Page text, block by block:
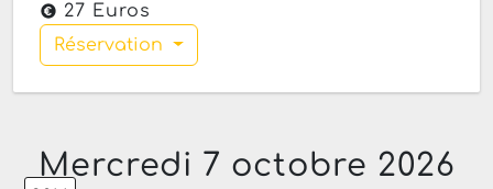
27 Euros
Réservation
Mercredi 7 octobre 2026